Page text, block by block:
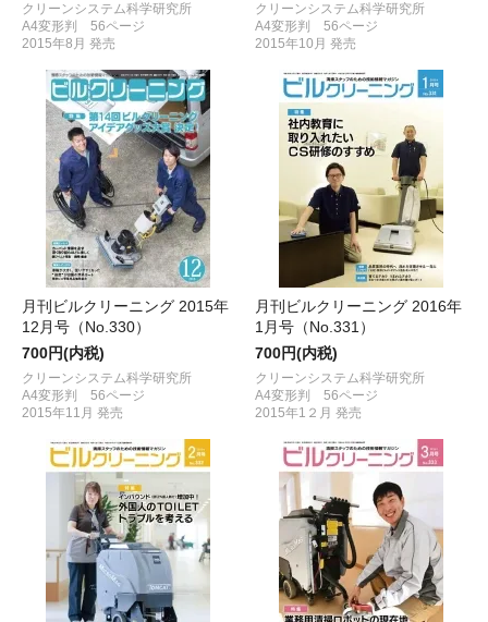
クリーンシステム科学研究所
A4変形判 56ページ
2015年8月 発売
クリーンシステム科学研究所
A4変形判 56ページ
2015年10月 発売
月刊ビルクリーニング 2015年
12月号（No.330）
700円(内税)
クリーンシステム科学研究所
A4変形判 56ページ
2015年11月 発売
月刊ビルクリーニング 2016年
1月号（No.331）
700円(内税)
クリーンシステム科学研究所
A4変形判 56ページ
2015年1２月 発売